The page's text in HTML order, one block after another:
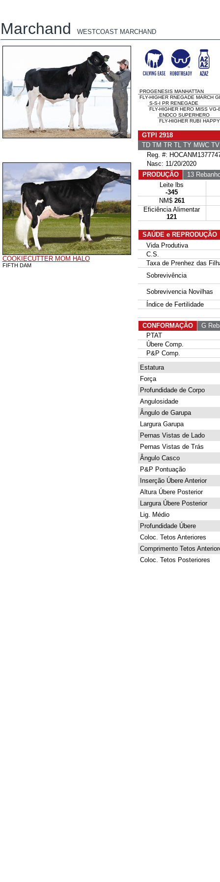
Marchand WESTCOAST MARCHAND
COOKIECUTTER MOM HALO
FIFTH DAM
PROGENESIS MANHATTAN
FLY-HIGHER RNEGADE MARCH
S-S-I PR RENEGADE
FLY-HIGHER HERO MISS VG-
ENDCO SUPERHERO
FLY-HIGHER RUBI
GTPI 2918
TD TM TR TL TY MWC
Reg. #:
Nasc: 11/20/2020
PRODUÇÃO
13
Leite lbs
-345
NM$ 261
Eficiência Alimentar
121
SAÚDE e REPRODUÇÃO
Vida Produtiva
C.S.
Taxa de Prenhez das
Sobrevivência
Sobrevivencia Novilhas
Índice de Fertilidade
CONFORMAÇÃO
G
PTAT
Úbere Comp.
P&P Comp.
Estatura
Força
Profundidade de Corpo
Angulosidade
Ângulo de Garupa
Largura Garupa
Pernas Vistas de Lado
Pernas Vistas de Trás
Ângulo Casco
P&P Pontuação
Inserção Úbere Anterior
Altura Úbere Posterior
Largura Úbere Posterior
Lig. Médio
Profundidade Úbere
Coloc. Tetos Anteriores
Comprimento Tetos
Coloc. Tetos Posteriores